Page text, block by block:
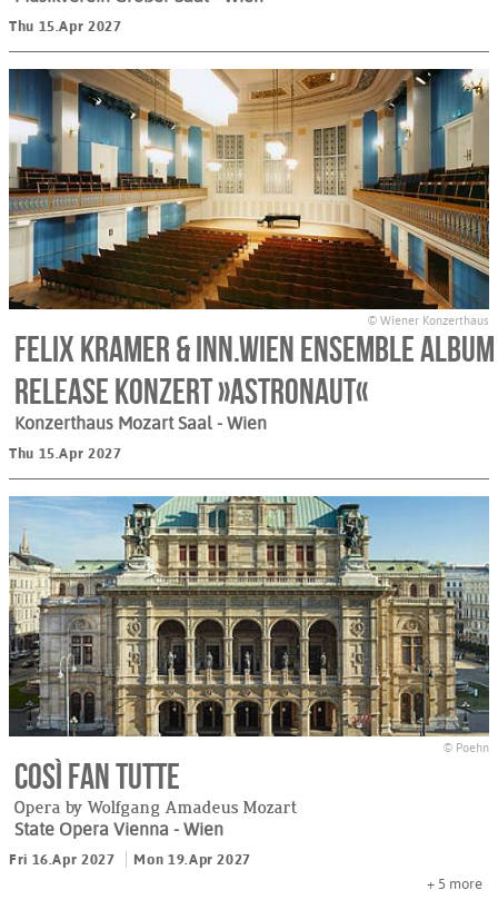
Thu 15.Apr 2027
© Wiener Konzerthaus
Felix Kramer & inn.wien ensemble Album
Release Konzert »Astronaut«
Konzerthaus Mozart Saal - Wien
Thu 15.Apr 2027
© Poehn
Così fan tutte
Opera by Wolfgang Amadeus Mozart
State Opera Vienna - Wien
Fri 16.Apr 2027
Mon 19.Apr 2027
+ 5 more